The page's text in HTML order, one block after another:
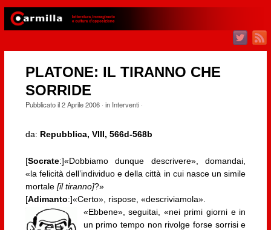
PLATONE: IL TIRANNO CHE
SORRIDE
Pubblicato il2 Aprile 2006· in Interventi·
da: Repubblica, VIII, 566d-568b
[Socrate:]«Dobbiamo dunque descrivere», domandai,
«la felicità dell’individuo e della città in cui nasce un simile
mortale [il tiranno]?»
[Adimanto:]«Certo», rispose, «descriviamola».
«Ebbene», seguitai, «nei primi giorni e in
un primo tempo non rivolge forse sorrisi e